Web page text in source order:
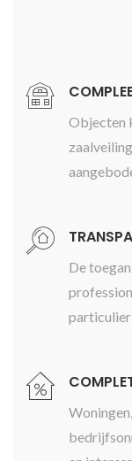
Objecten
De